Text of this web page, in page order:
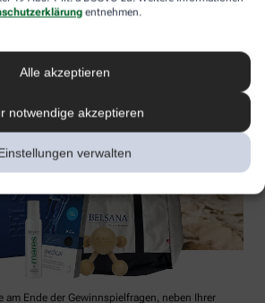
entnehmen.
Alle akzeptieren
notwendige akzeptieren
verwalten
am Ende der Gewinnspielfragen, neben Ihrer